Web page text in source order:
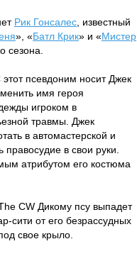
Рик Гонсалес , известный
», «Батл Крик» и «Мистер
сезона.
псевдоним носит Джек
имя героя
игроком в
травмы. Джек
в автомастерской и
в свои руки.
атрибутом его костюма
CW Дикому псу выпадет
сити от его безрассудных
свое крыло.